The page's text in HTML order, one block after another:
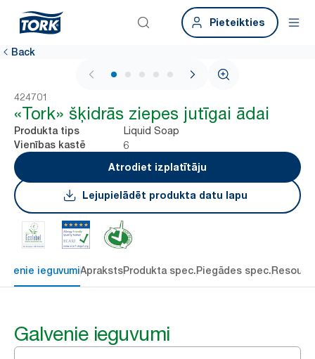
Pieteikties
Back
1 / 6
424701
«Tork» šķidrās ziepes jutīgai ādai
Produkta tips Liquid Soap
Vienības kastē
6
Atrodiet izplatītāju
Lejupielādēt produkta datu lapu
ieguvumiAprakstsProdukta spec.Piegādes spec.
Galvenie ieguvumi